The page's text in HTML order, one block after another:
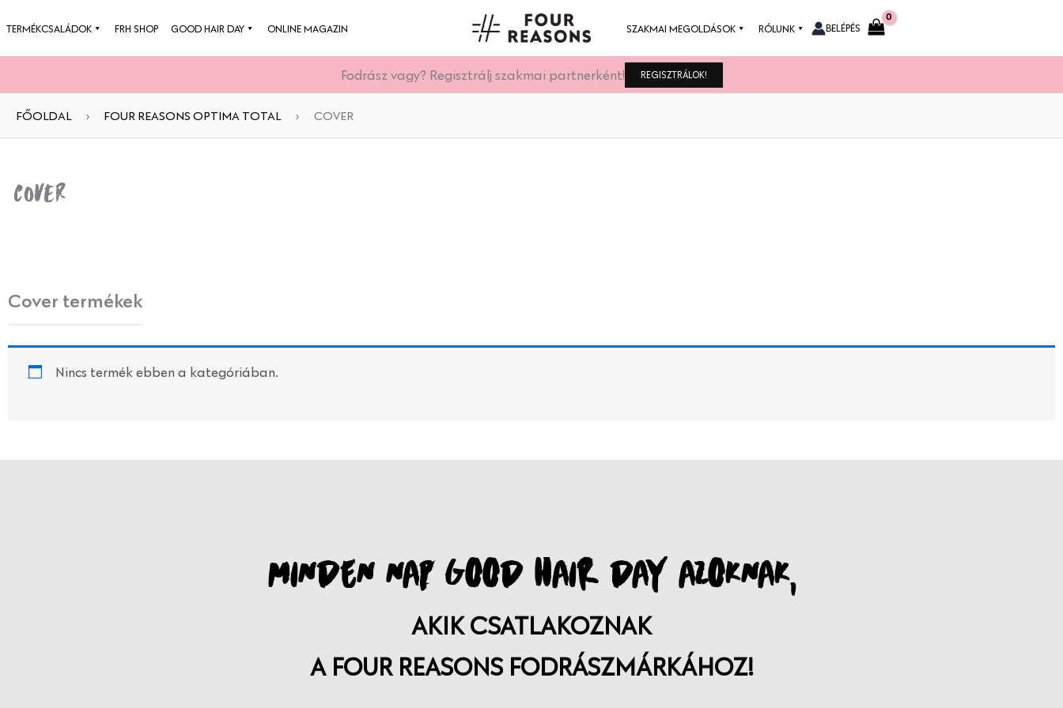
to
content
TERMÉKCSALÁDOK FRH SHOP GOOD HAIR DAY ONLINE MAGAZIN SZAKMAI MEGOLDÁSOK RÓLUNK BELÉPÉS
Fodrász vagy? Regisztrálj szakmai partnerként! REGISZTRÁLOK!
FŐOLDAL › FOUR REASONS OPTIMA TOTAL › COVER
Cover
Cover termékek
Nincs termék ebben a kategóriában.
MINDEN NAP GOOD HAIR DAY AZOKNAK,
AKIK CSATLAKOZNAK
A FOUR REASONS FODRÁSZMÁRKÁHOZ!